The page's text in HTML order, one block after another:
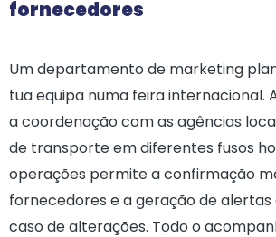
fornecedores
Um departamento de marketing
tua equipa numa feira internacional.
a coordenação com as agências
de transporte em diferentes fusos
operações permite a confirmação
fornecedores e a geração de
caso de alterações. Todo o